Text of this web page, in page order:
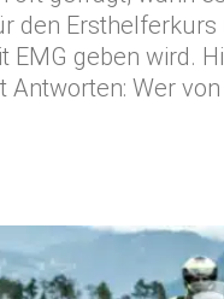
den Ersthelferkurs
EMG geben wird.
Antworten: Wer